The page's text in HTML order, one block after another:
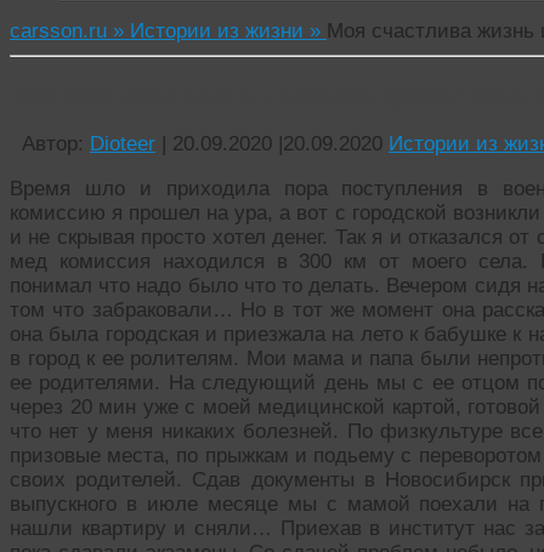
carsson.ru » Истории из жизни » Моя счастлива жизнь
Автор: Dioteer | 20.09.2020 |20.09.2020 Истории из
Время шло и приходила пора поступления в
комиссию я прошел на ура, а вот с городской
и не скрывая просто хотел денег. Так я и отказался
мед комиссия находился в 300 км от моего села.
понимал что надо было что то делать. Вечером сидя
том что забраковали… Но в тот же момент она
она была городская и приезжала на лето к бабушке
в город к ее ролителям. Мои мама и папа были
ее родителями. На следующий день мы с ее отцом
через 20 мин уже с моей медицинской картой,
что нет у меня никаких болезней. По физкультуре
призовые места, по прыжкам и подьему с
своих родителей. Сдав документы в Новосибирск
выпускного в июле месяце мы с мамой поехали на
нашли квартиру и сняли… Приехав в институт нас